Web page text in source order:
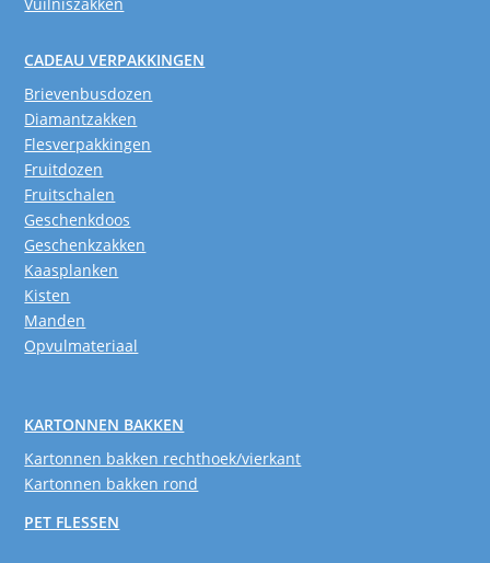
CADEAU VERPAKKINGEN
Brievenbusdozen
Diamantzakken
Flesverpakkingen
Fruitdozen
Fruitschalen
Geschenkdoos
Geschenkzakken
Kaasplanken
Kisten
Manden
Opvulmateriaal
KARTONNEN BAKKEN
Kartonnen bakken rechthoek/vierkant
Kartonnen bakken rond
PET FLESSEN